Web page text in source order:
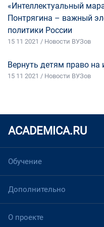
«Интеллектуальный
Понтрягина – важный
политики России
15 11 2021 / Новости ВУЗов
Вернуть детям право на
15 11 2021 / Новости ВУЗов
ACADEMICA.RU
Обучение
Дополнительно
О проекте